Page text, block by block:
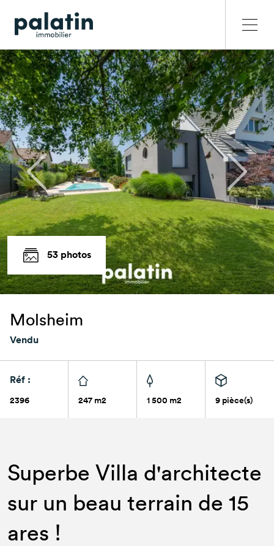
53 photos
Molsheim
Vendu
Réf :
2396 247 m2 1 500 m2 9 pièce(s)
Superbe Villa d'architecte
sur un beau terrain de 15
ares !